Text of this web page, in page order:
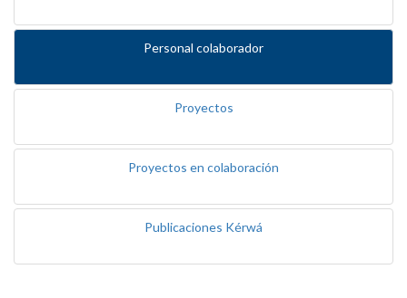
Personal colaborador
Proyectos
Proyectos en colaboración
Publicaciones Kérwá